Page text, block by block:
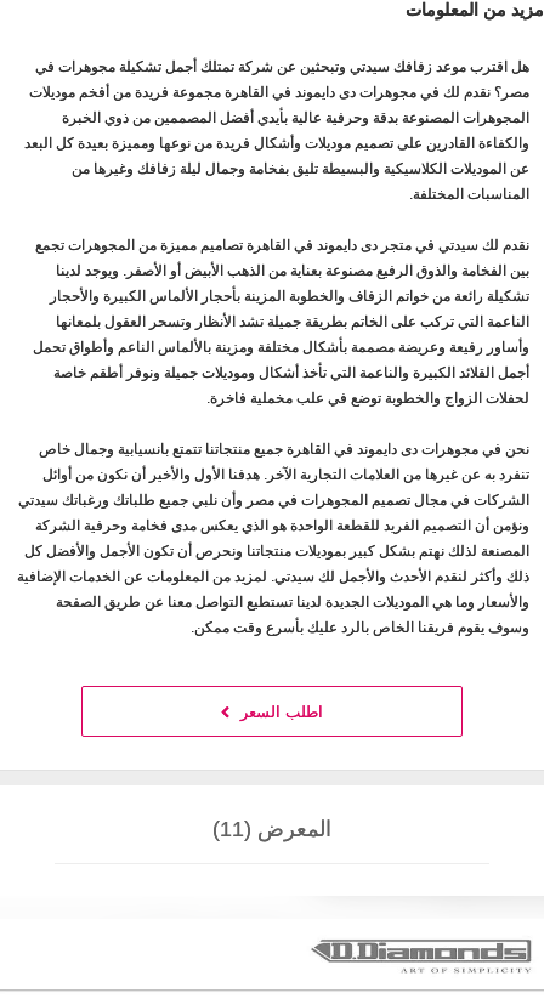
مزيد من المعلومات
هل اقترب موعد زفافك سيدتي وتبحثين عن شركة تمتلك أجمل تشكيلة مجوهرات في
مصر؟ نقدم لك في مجوهرات دى دايموند في القاهرة مجموعة فريدة من أفخم موديلات
المجوهرات المصنوعة بدقة وحرفية عالية بأيدي أفضل المصممين من ذوي الخبرة
والكفاءة القادرين على تصميم موديلات وأشكال فريدة من نوعها ومميزة بعيدة كل البعد
عن الموديلات الكلاسيكية والبسيطة تليق بفخامة وجمال ليلة زفافك وغيرها من
المناسبات المختلفة.
نقدم لك سيدتي في متجر دى دايموند في القاهرة تصاميم مميزة من المجوهرات تجمع
بين الفخامة والذوق الرفيع مصنوعة بعناية من الذهب الأبيض أو الأصفر. ويوجد لدينا
تشكيلة رائعة من خواتم الزفاف والخطوبة المزينة بأحجار الألماس الكبيرة والأحجار
الناعمة التي تركب على الخاتم بطريقة جميلة تشد الأنظار وتسحر العقول بلمعانها
وأساور رفيعة وعريضة مصممة بأشكال مختلفة ومزينة بالألماس الناعم وأطواق تحمل
أجمل القلائد الكبيرة والناعمة التي تأخذ أشكال وموديلات جميلة ونوفر أطقم خاصة
لحفلات الزواج والخطوبة توضع في علب مخملية فاخرة.
نحن في مجوهرات دى دايموند في القاهرة جميع منتجاتنا تتمتع بانسيابية وجمال خاص
تنفرد به عن غيرها من العلامات التجارية الآخر. هدفنا الأول والأخير أن نكون من أوائل
الشركات في مجال تصميم المجوهرات في مصر وأن نلبي جميع طلباتك ورغباتك سيدتي
ونؤمن أن التصميم الفريد للقطعة الواحدة هو الذي يعكس مدى فخامة وحرفية الشركة
المصنعة لذلك نهتم بشكل كبير بموديلات منتجاتنا ونحرص أن تكون الأجمل والأفضل كل
ذلك وأكثر لنقدم الأحدث والأجمل لك سيدتي. لمزيد من المعلومات عن الخدمات الإضافية
والأسعار وما هي الموديلات الجديدة لدينا تستطيع التواصل معنا عن طريق الصفحة
وسوف يقوم فريقنا الخاص بالرد عليك بأسرع وقت ممكن.
اطلب السعر
المعرض (11)